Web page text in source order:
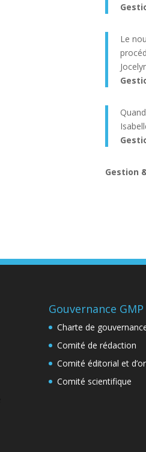
Le
Gestion
Gouvernance GMP
Charte de
Comité de rédaction
Comité éditorial et
Comité scientifique